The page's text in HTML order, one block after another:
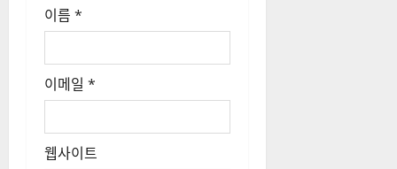
이름 *
이메일 *
웹사이트